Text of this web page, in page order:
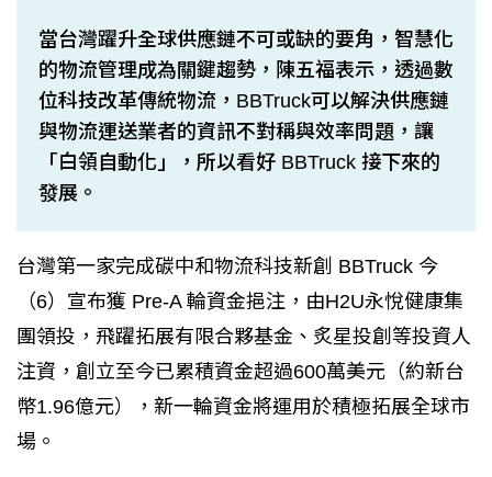
當台灣躍升全球供應鏈不可或缺的要角，智慧化
的物流管理成為關鍵趨勢，陳五福表示，透過數
位科技改革傳統物流，BBTruck可以解決供應鏈
與物流運送業者的資訊不對稱與效率問題，讓
「白領自動化」，所以看好 BBTruck 接下來的
發展。
台灣第一家完成碳中和物流科技新創 BBTruck 今
（6）宣布獲 Pre-A 輪資金挹注，由H2U永悅健康集
團領投，飛躍拓展有限合夥基金、炙星投創等投資人
注資，創立至今已累積資金超過600萬美元（約新台
幣1.96億元），新一輪資金將運用於積極拓展全球市
場。